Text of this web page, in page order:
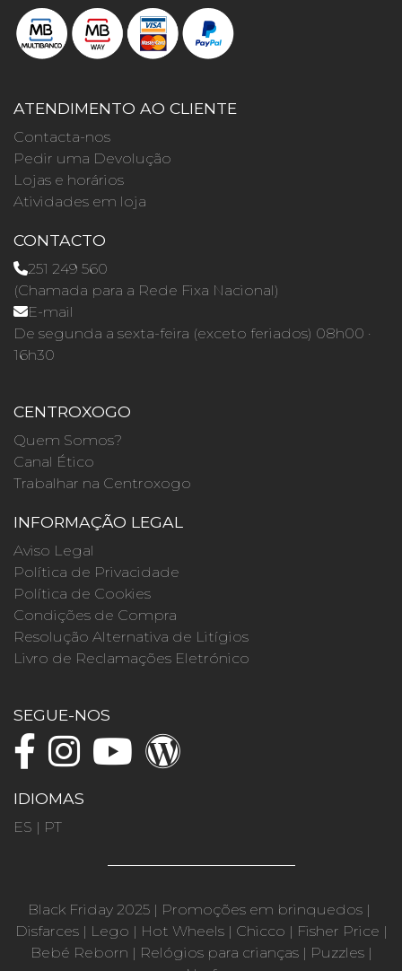
ATENDIMENTO AO CLIENTE
Contacta-nos
Pedir uma Devolução
Lojas e horários
Atividades em loja
CONTACTO
251 249 560
(Chamada para a Rede Fixa Nacional)
E-mail
De segunda a sexta-feira (exceto feriados) 08h00 ·
16h30
CENTROXOGO
Quem Somos?
Canal Ético
Trabalhar na Centroxogo
INFORMAÇÃO LEGAL
Aviso Legal
Política de Privacidade
Política de Cookies
Condições de Compra
Resolução Alternativa de Litígios
Livro de Reclamações Eletrónico
SEGUE-NOS
IDIOMAS
ES | PT
Black Friday 2025 | Promoções em brinquedos |
Disfarces| Lego | Hot Wheels| Chicco | Fisher Price |
Bebé Reborn | Relógios para crianças| Puzzles|